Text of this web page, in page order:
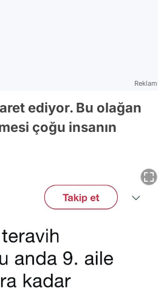
Reklam
ediyor. Bu olağan
çoğu insanın